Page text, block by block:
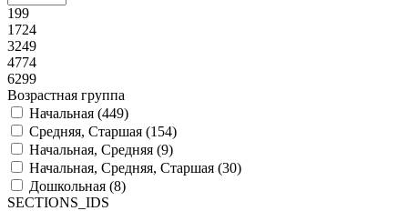
199
1724
3249
4774
6299
Возрастная группа
Начальная (449)
Средняя, Старшая (154)
Начальная, Средняя (9)
Начальная, Средняя, Старшая (30)
Дошкольная (8)
SECTIONS_IDS